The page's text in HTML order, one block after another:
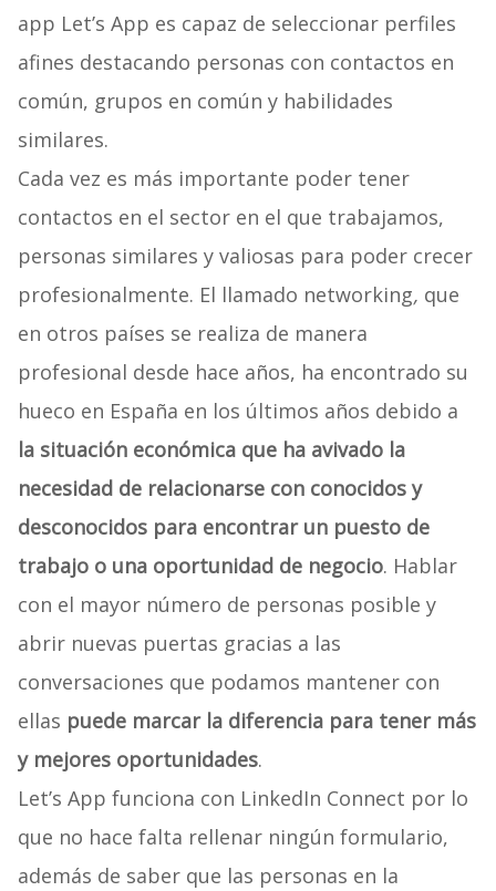
app Let’s App es capaz de seleccionar perfiles
afines destacando personas con contactos en
común, grupos en común y habilidades
similares.
Cada vez es más importante poder tener
contactos en el sector en el que trabajamos,
personas similares y valiosas para poder crecer
profesionalmente. El llamado networking, que
en otros países se realiza de manera
profesional desde hace años, ha encontrado su
hueco en España en los últimos años debido a
la situación económica que ha avivado la
necesidad de relacionarse con conocidos y
desconocidos para encontrar un puesto de
trabajo o una oportunidad de negocio. Hablar
con el mayor número de personas posible y
abrir nuevas puertas gracias a las
conversaciones que podamos mantener con
ellas puede marcar la diferencia para tener más
y mejores oportunidades.
Let’s App funciona con LinkedIn Connect por lo
que no hace falta rellenar ningún formulario,
además de saber que las personas en la